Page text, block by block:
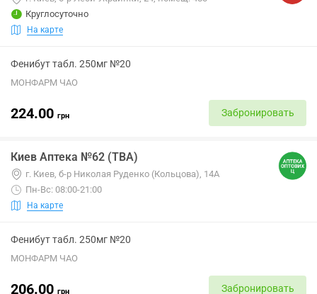
Круглосуточно
На карте
Фенибут табл. 250мг №20
МОНФАРМ ЧАО
224.00 грн Забронировать
Киев Аптека №62 (ТВА)
г. Киев, б-р Николая Руденко (Кольцова), 14А
Пн-Вс: 08:00-21:00
На карте
Фенибут табл. 250мг №20
МОНФАРМ ЧАО
206.00 грн Забронировать